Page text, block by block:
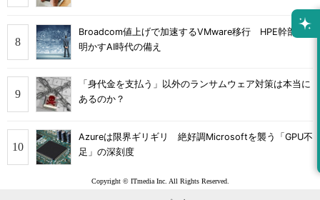
Broadcom値上げで加速するVMware移行 HPE幹部が
明かすAI時代の備え
「身代金を支払う」以外のランサムウェア対策は本当に
あるのか？
Azureは限界ギリギリ 絶好調Microsoftを襲う「GPU不
足」の深刻度
Copyright © ITmedia Inc. All Rights Reserved.